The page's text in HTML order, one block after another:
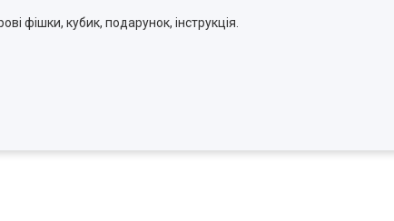
фішки, кубик, подарунок, інструкція.